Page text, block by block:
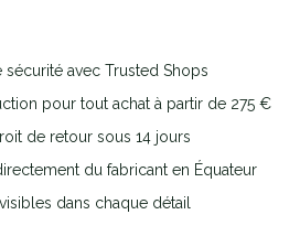
avec Trusted Shops
pour tout achat à partir de 275 €
de retour sous 14 jours
du fabricant en Équateur
dans chaque détail